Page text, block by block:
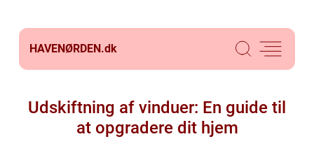
HAVENØRDEN.dk
Udskiftning af vinduer: En guide til
at opgradere dit hjem